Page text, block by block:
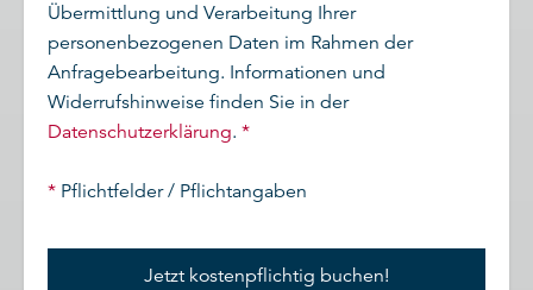
Übermittlung und Verarbeitung Ihrer
personenbezogenen Daten im Rahmen der
Anfragebearbeitung. Informationen und
Widerrufshinweise finden Sie in der
Datenschutzerklärung. *
* Pflichtfelder / Pflichtangaben